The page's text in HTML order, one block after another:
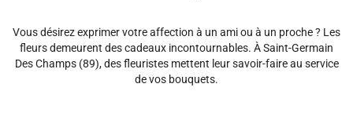
Vous désirez exprimer votre affection à un ami ou à un proche ? Les
fleurs demeurent des cadeaux incontournables. À Saint-Germain
Des Champs (89), des fleuristes mettent leur savoir-faire au service
de vos bouquets.